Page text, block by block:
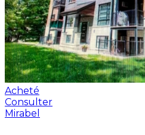
Acheté
Consulter
Mirabel